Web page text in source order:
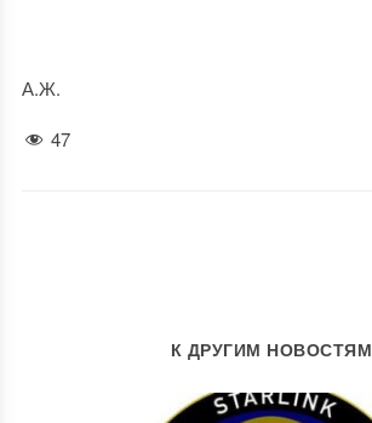
А.Ж.
47
К ДРУГИМ НОВОСТЯМ